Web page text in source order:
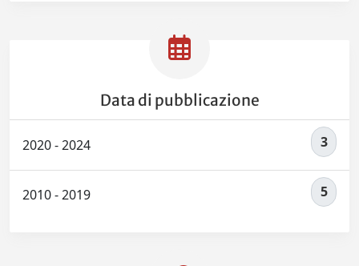
Data di pubblicazione
2020 - 2024 3
2010 - 2019 5